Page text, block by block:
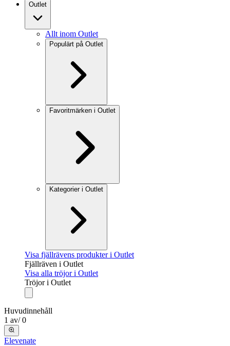
Outlet
Allt inom Outlet
Populärt på Outlet
Favoritmärken i Outlet
Kategorier i Outlet
Visa fjällrävens produkter i Outlet
Fjällräven i Outlet
Visa alla tröjor i Outlet
Tröjor i Outlet
Huvudinnehåll
1 av/ 0
Elevenate